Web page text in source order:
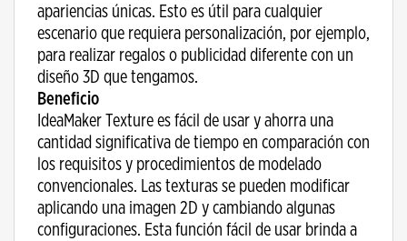
apariencias únicas. Esto es útil para cualquier
escenario que requiera personalización, por ejemplo,
para realizar regalos o publicidad diferente con un
diseño 3D que tengamos.
Beneficio
IdeaMaker Texture es fácil de usar y ahorra una
cantidad significativa de tiempo en comparación con
los requisitos y procedimientos de modelado
convencionales. Las texturas se pueden modificar
aplicando una imagen 2D y cambiando algunas
configuraciones. Esta función fácil de usar brinda a